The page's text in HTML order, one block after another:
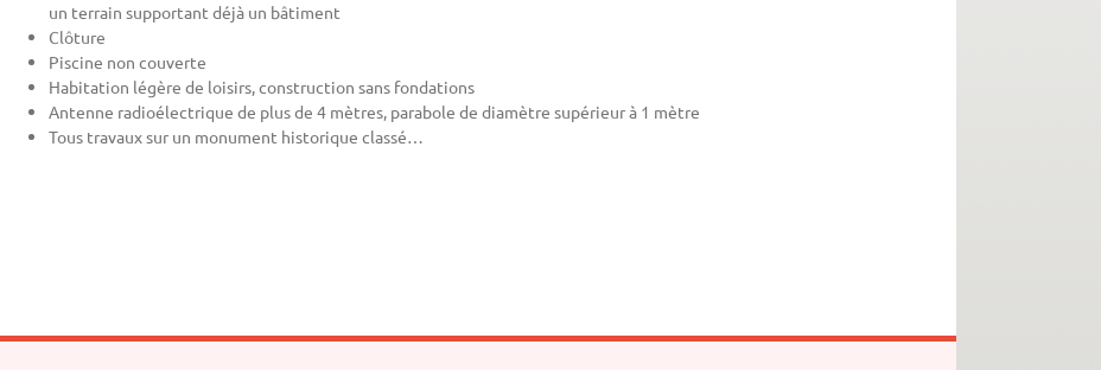
un terrain supportant déjà un bâtiment
Clôture
Piscine non couverte
Habitation légère de loisirs, construction sans fondations
Antenne radioélectrique de plus de 4 mètres, parabole de diamètre supérieur à 1 mètre
Tous travaux sur un monument historique classé…